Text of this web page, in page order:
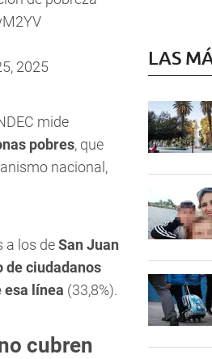
2025
mide
pobres, que
nacional,
a los deSan Juan
de ciudadanos
esa línea (33,8%).
cubren
LAS